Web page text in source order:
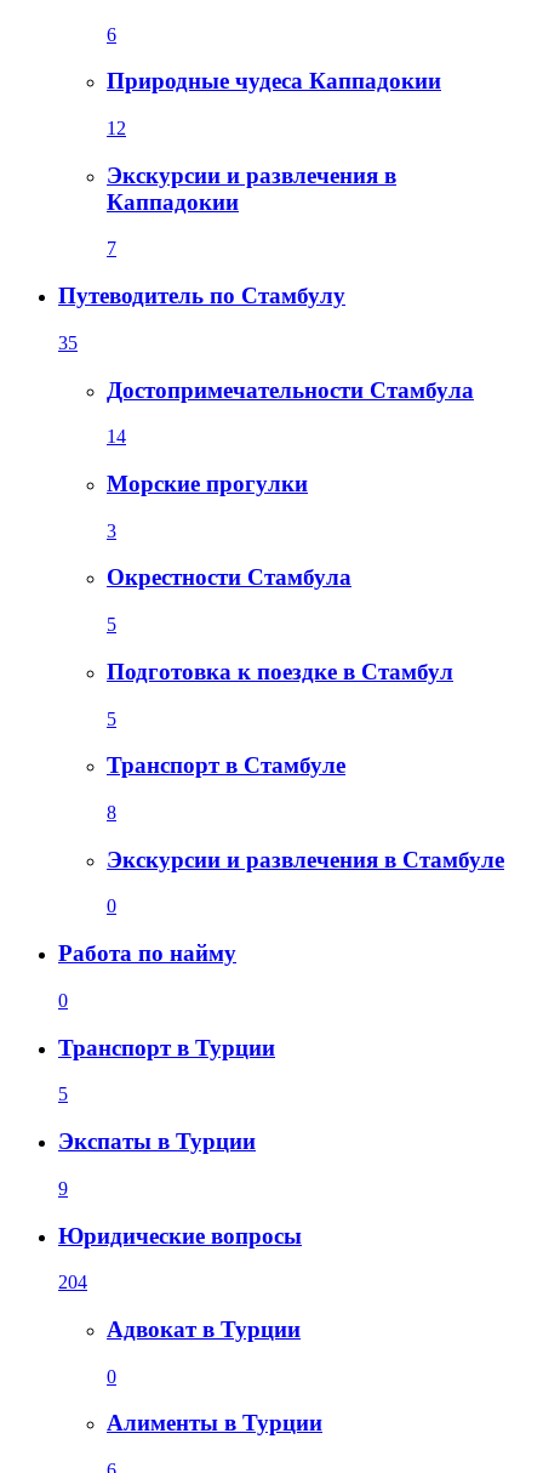
6
Природные чудеса Каппадокии
12
Экскурсии и развлечения в
Каппадокии
7
Путеводитель по Стамбулу
35
Достопримечательности Стамбула
14
Морские прогулки
3
Окрестности Стамбула
5
Подготовка к поездке в Стамбул
5
Транспорт в Стамбуле
8
Экскурсии и развлечения в Стамбуле
0
Работа по найму
0
Транспорт в Турции
5
Экспаты в Турции
9
Юридические вопросы
204
Адвокат в Турции
0
Алименты в Турции